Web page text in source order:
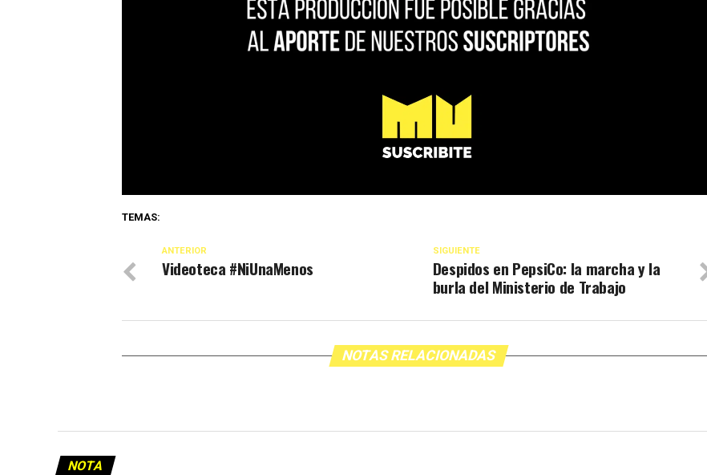
TEMAS:
SIGUIENTE
Despidos en PepsiCo: la marcha y la
burla del Ministerio de Trabajo
ANTERIOR
Videoteca #NiUnaMenos
NOTAS RELACIONADAS
NOTA